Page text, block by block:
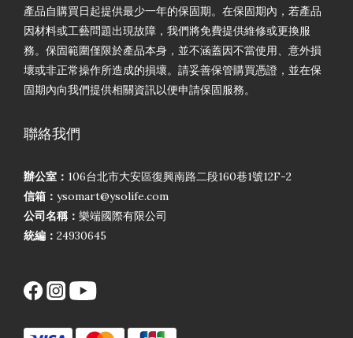
產品自購買日起提供最少一年的保固期。在保固期內，若產品
因材料或工藝問題出現故障，我們將免費提供維修或更換服
務。保固範圍僅限於產品本身，並不涵蓋因不當使用、意外損
壞或非正常操作所造成的損壞。請妥善保管購買憑證，並在保
固期內向我們提供相關資訊以便申請保固服務。
聯絡我們
辦公室： 106台北市大安區復興南路二段160巷1號12F-2
信箱： ysomart@ysolife.com
公司名稱： 樂端國際有限公司
統編： 24930645